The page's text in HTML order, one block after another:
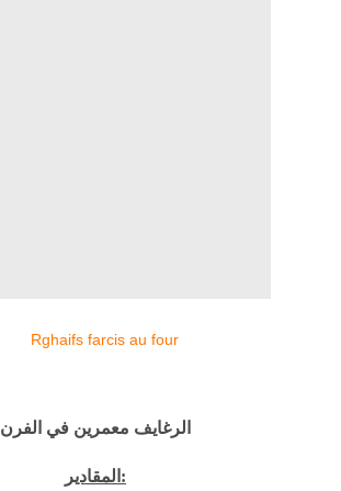
الرغايف معمرين في الفرن
المقادير: